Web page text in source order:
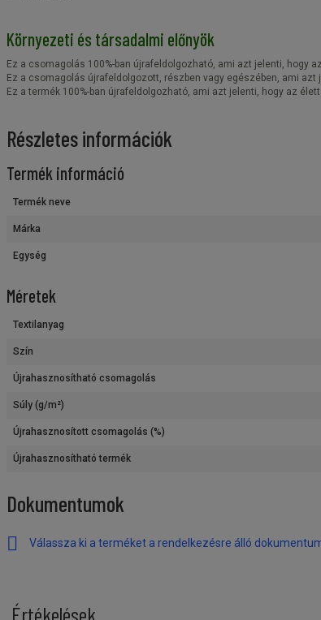
Környezeti és társadalmi előnyök
Ez a csomagolás 100%-ban újrafeldolgozható, ami azt jelenti,
Ez a csomagolás újrafeldolgozott, részben vagy egészében, ami
Ez a termék 100%-ban újrafeldolgozható, ami azt jelenti, hogy az
Részletes információk
Termék információ
Termék neve
Márka
Egység
Méretek
Textilanyag
Szín
Újrahasznosítható csomagolás
Súly (g/m²)
Újrahasznosított csomagolás (%)
Újrahasznosítható termék
Dokumentumok
Válassza ki a terméket a rendelkezésre álló